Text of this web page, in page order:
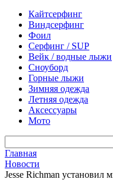
Кайтсерфинг
Виндсерфинг
Фоил
Серфинг / SUP
Вейк / водные лыжи
Сноуборд
Горные лыжи
Зимняя одежда
Летняя одежда
Аксессуары
Мото
Главная
Новости
Jesse Richman установил